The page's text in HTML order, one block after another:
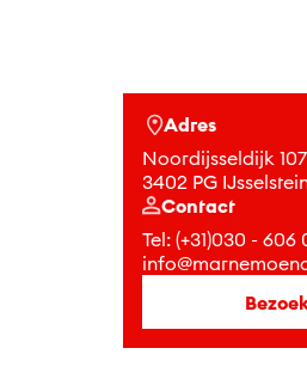
Adres
Noordijsseldijk
3402 PG
Contact
Tel: (+31)030 - 606